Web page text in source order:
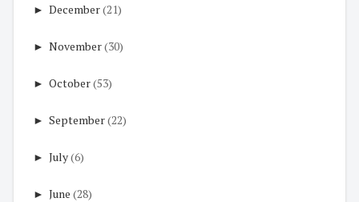
► December(21)
► November(30)
► October(53)
► September(22)
► July(6)
► June (28)